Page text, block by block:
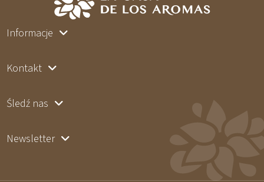
Informacje
Kontakt
Śledź nas
Newsletter